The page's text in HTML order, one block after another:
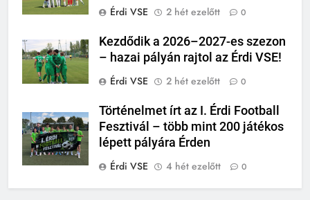
Érdi VSE 2 hét ezelőtt 0
Kezdődik a 2026–2027-es szezon
– hazai pályán rajtol az Érdi VSE!
Érdi VSE
2 hét ezelőtt 0
Történelmet írt az I. Érdi Football
Fesztivál – több mint 200 játékos
lépett pályára Érden
Érdi VSE
4 hét ezelőtt 0